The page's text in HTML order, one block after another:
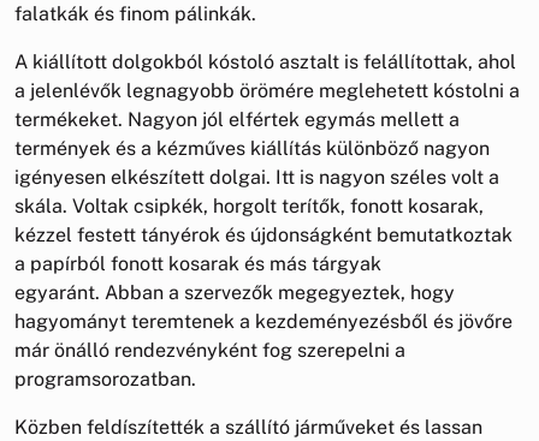
falatkák és finom pálinkák.
A kiállított dolgokból kóstoló asztalt is felállítottak, ahol
a jelenlévők legnagyobb örömére meglehetett kóstolni a
termékeket. Nagyon jól elfértek egymás mellett a
termények és a kézműves kiállítás különböző nagyon
igényesen elkészített dolgai. Itt is nagyon széles volt a
skála. Voltak csipkék, horgolt terítők, fonott kosarak,
kézzel festett tányérok és újdonságként bemutatkoztak
a papírból fonott kosarak és más tárgyak
egyaránt. Abban a szervezők megegyeztek, hogy
hagyományt teremtenek a kezdeményezésből és jövőre
már önálló rendezvényként fog szerepelni a
programsorozatban.
Közben feldíszítették a szállító járműveket és lassan